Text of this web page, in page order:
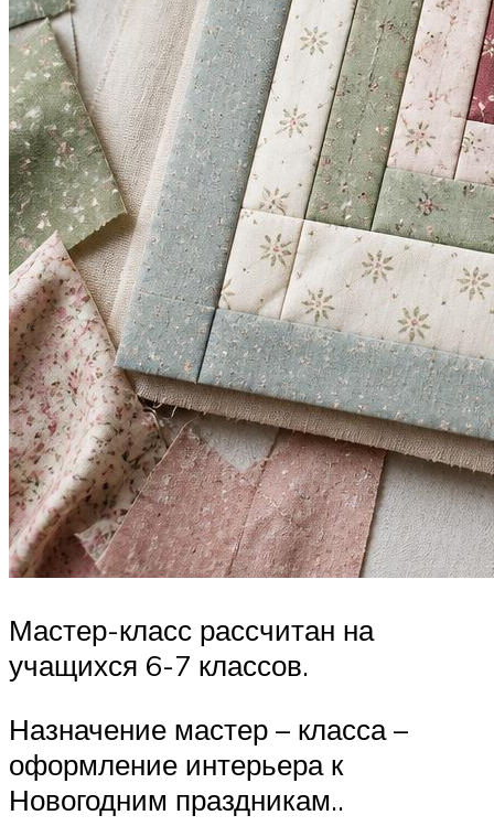
Мастер-класс рассчитан на
учащихся 6-7 классов.
Назначение мастер – класса –
оформление интерьера к
Новогодним праздникам..